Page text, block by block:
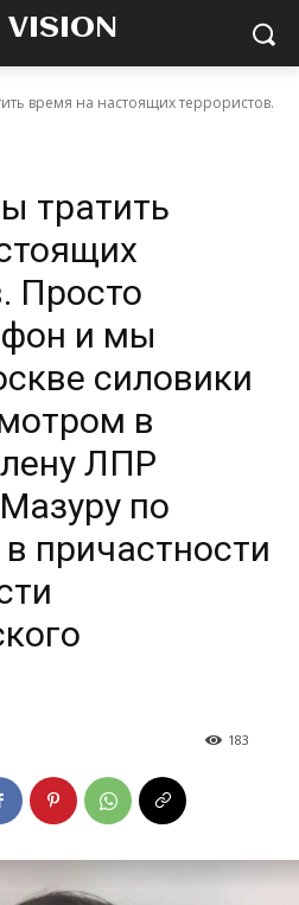
VISION
время на настоящих террористов.
тратить
Просто
и мы
силовики
в
ЛПР
по
причастности
183